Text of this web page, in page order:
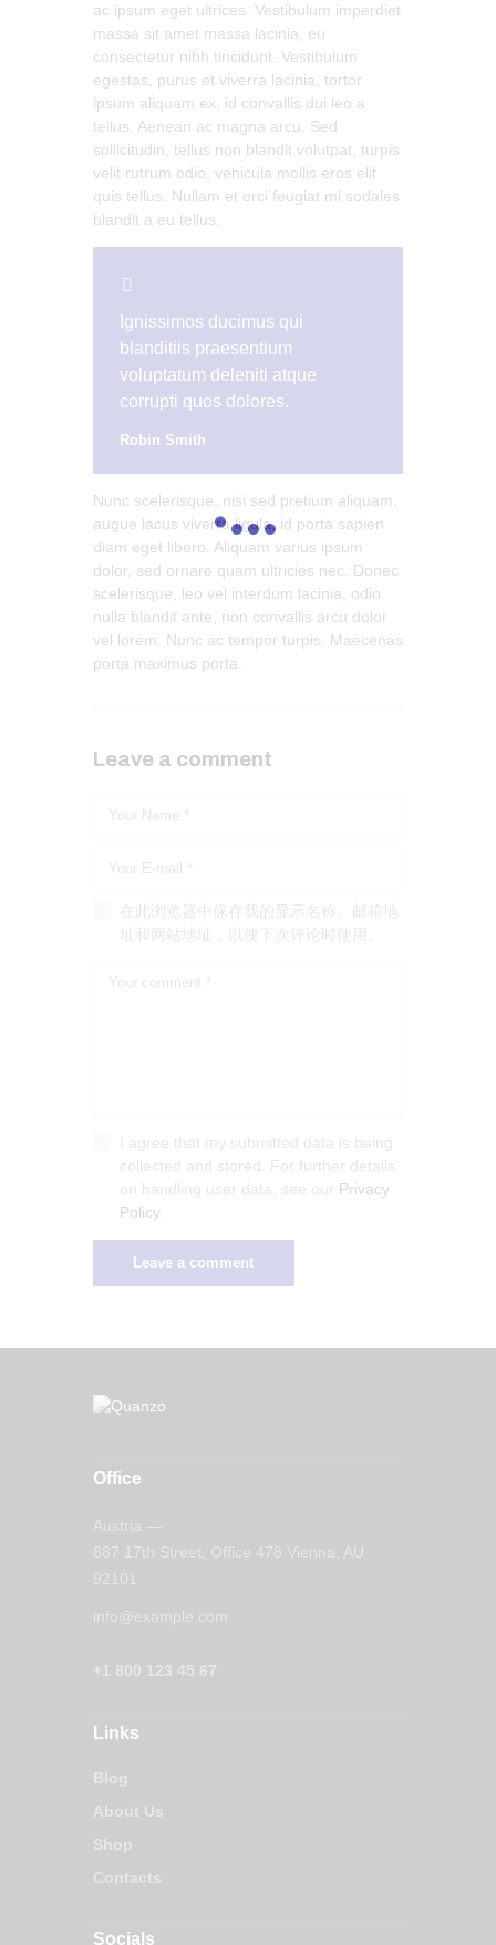
ac ipsum eget ultrices. Vestibulum imperdiet
massa sit amet massa lacinia, eu
consectetur nibh tincidunt. Vestibulum
egestas, purus et viverra lacinia, tortor
ipsum aliquam ex, id convallis dui leo a
tellus. Aenean ac magna arcu. Sed
sollicitudin, tellus non blandit volutpat, turpis
velit rutrum odio, vehicula mollis eros elit
quis tellus. Nullam et orci feugiat mi sodales
blandit a eu tellus.
Ignissimos ducimus qui
blanditiis praesentium
voluptatum deleniti atque
corrupti quos dolores.
Robin Smith
Nunc scelerisque, nisi sed pretium aliquam,
augue lacus viverra ligula, id porta sapien
diam eget libero. Aliquam varius ipsum
dolor, sed ornare quam ultricies nec. Donec
scelerisque, leo vel interdum lacinia, odio
nulla blandit ante, non convallis arcu dolor
vel lorem. Nunc ac tempor turpis. Maecenas
porta maximus porta.
Leave a comment
在此浏览器中保存我的显示名称、邮箱地
址和网站地址，以便下次评论时使用。
I agree that my submitted data is being
collected and stored. For further details
on handling user data, see our Privacy
Policy.
Office
Austria —
887 17th Street, Office 478 Vienna, AU
92101
info@example.com
+1 800 123 45 67
Links
Blog
About Us
Shop
Contacts
Socials